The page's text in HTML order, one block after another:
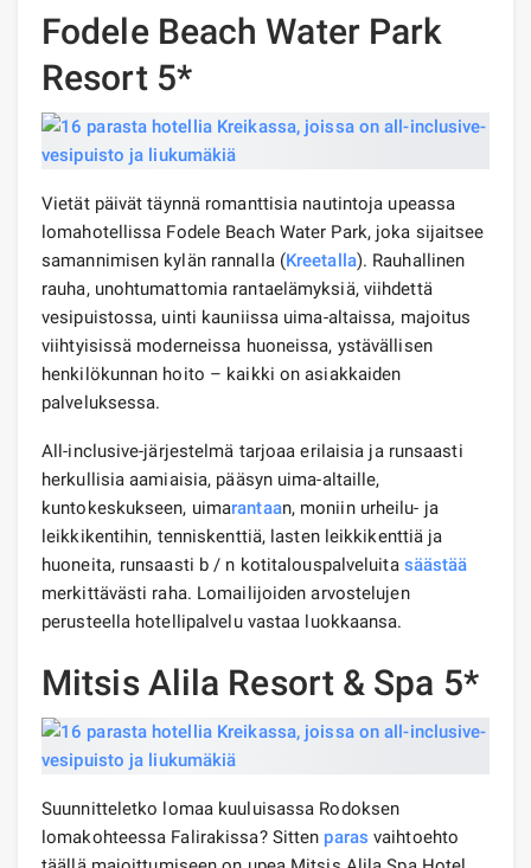
Fodele Beach Water Park
Resort 5*
Vietät päivät täynnä romanttisia nautintoja upeassa
lomahotellissa Fodele Beach Water Park, joka sijaitsee
samannimisen kylän rannalla (Kreetalla). Rauhallinen
rauha, unohtumattomia rantaelämyksiä, viihdettä
vesipuistossa, uinti kauniissa uima-altaissa, majoitus
viihtyisissä moderneissa huoneissa, ystävällisen
henkilökunnan hoito – kaikki on asiakkaiden
palveluksessa.
All-inclusive-järjestelmä tarjoaa erilaisia ​​ja runsaasti
herkullisia aamiaisia, pääsyn uima-altaille,
kuntokeskukseen, uimarantaan, moniin urheilu- ja
leikkikentihin, tenniskenttiä, lasten leikkikenttiä ja
huoneita, runsaasti b / n kotitalouspalveluita säästää
merkittävästi raha. Lomailijoiden arvostelujen
perusteella hotellipalvelu vastaa luokkaansa.
Mitsis Alila Resort & Spa 5*
Suunnitteletko lomaa kuuluisassa Rodoksen
lomakohteessa Falirakissa? Sitten paras vaihtoehto